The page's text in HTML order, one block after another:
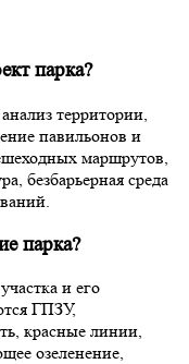
парка?
территории,
павильонов и
маршрутов,
безбарьерная среда
парка?
и его
ГПЗУ,
красные линии,
озеленение,